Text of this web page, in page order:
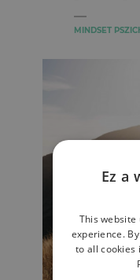
MINDSET
Ez a
This website
experience.
to all cookies